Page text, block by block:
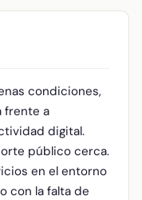
condiciones,
frente a
digital.
público cerca.
en el entorno
con la falta de